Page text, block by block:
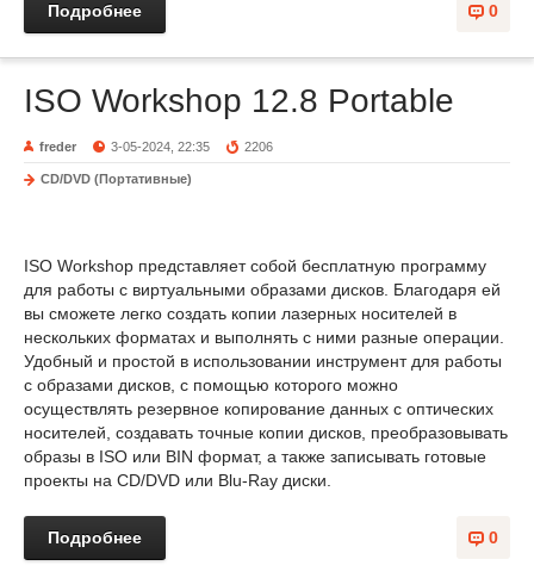
0
Подробнее
ISO Workshop 12.8 Portable
freder 3-05-2024, 22:35 2206
CD/DVD (Портативные)
ISO Workshop представляет собой бесплатную программу
для работы с виртуальными образами дисков. Благодаря ей
вы сможете легко создать копии лазерных носителей в
нескольких форматах и выполнять с ними разные операции.
Удобный и простой в использовании инструмент для работы
с образами дисков, с помощью которого можно
осуществлять резервное копирование данных с оптических
носителей, создавать точные копии дисков, преобразовывать
образы в ISO или BIN формат, а также записывать готовые
проекты на CD/DVD или Blu-Ray диски.
0
Подробнее